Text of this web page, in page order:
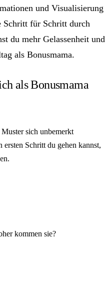
und Visualisierung
Schritt für Schritt durch
du mehr Gelassenheit und
als Bonusmama.
als Bonusmama
sich unbemerkt
Schritt du gehen kannst,
kommen sie?